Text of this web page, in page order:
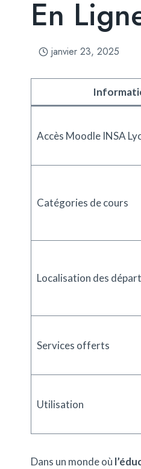
En
janvier 23, 2025
Accès Moodle INSA
Catégories de cours
Localisation des
Services offerts
Utilisation
Dans un monde où